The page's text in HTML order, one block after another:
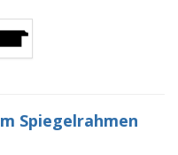
Spiegelrahmen